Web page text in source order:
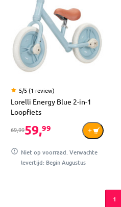
5/5 (1 review)
Lorelli Energy Blue 2-in-1
Loopfiets
69,9959,99
Niet op voorraad. Verwachte
levertijd: Begin Augustus
1